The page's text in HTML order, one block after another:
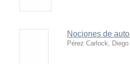
Nociones de
Pérez Carlock, Diego